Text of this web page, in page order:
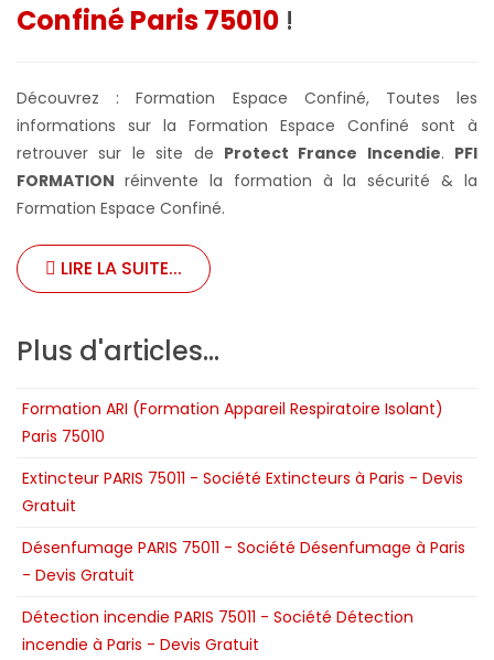
Confiné Paris 75010 !
Découvrez : Formation Espace Confiné, Toutes les
informations sur la Formation Espace Confiné sont à
retrouver sur le site de Protect France Incendie. PFI
FORMATION réinvente la formation à la sécurité & la
Formation Espace Confiné.
LIRE LA SUITE...
Plus d'articles...
Formation ARI (Formation Appareil Respiratoire Isolant)
Paris 75010
Extincteur PARIS 75011 - Société Extincteurs à Paris - Devis
Gratuit
Désenfumage PARIS 75011 - Société Désenfumage à Paris
- Devis Gratuit
Détection incendie PARIS 75011 - Société Détection
incendie à Paris - Devis Gratuit